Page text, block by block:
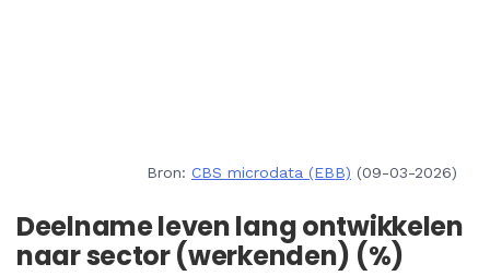
Bron: CBS microdata (EBB) (09-03-2026)
Deelname leven lang ontwikkelen
naar sector (werkenden) (%)